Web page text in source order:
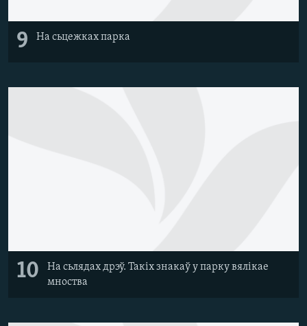
9 На сьцежках парка
10
На сьлядах дрэў. Такіх знакаў у парку вялікае
мноства